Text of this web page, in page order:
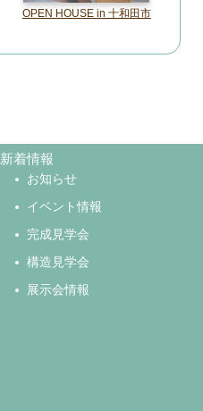
OPEN HOUSE in 十和田市
新着情報
お知らせ
イベント情報
完成見学会
構造見学会
展示会情報